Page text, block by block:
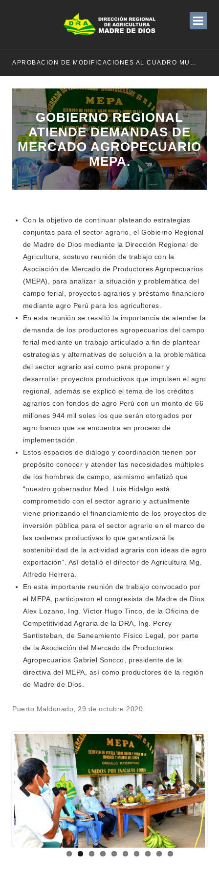
APROBACION DE MODIFICACIONES AL CUADRO MULTIANUAL DE NECESIDADESDE DE LA DIRECCION REGIONAL DE DESARROLLO AGROPECUARIO Y RIEGO MES DE MAYO
GOBIERNO REGIONAL
ATIENDE DEMANDAS DE
MERCADO AGROPECUARIO
MEPA.
Con la objetivo de continuar plateando estrategias
conjuntas para el sector agrario, el Gobierno Regional
de Madre de Dios mediante la Dirección Regional de
Agricultura, sostuvo reunión de trabajo con la
Asociación de Mercado de Productores Agropecuarios
(MEPA), para analizar la situación y problemática del
campo ferial, proyectos agrarios y préstamo financiero
mediante agro Perú para los agricultores.
En esta reunión se resaltó la importancia de atender la
demanda de los productores agropecuarios del campo
ferial mediante un trabajo articulado a fin de plantear
estrategias y alternativas de solución a la problemática
del sector agrario así como para proponer y
desarrollar proyectos productivos que impulsen el agro
regional, además se explicó el tema de los créditos
agrarios con fondos de agro Perú con un monto de 66
millones 944 mil soles los que serán otorgados por
agro banco que se encuentra en proceso de
implementación.
Estos espacios de diálogo y coordinación tienen por
propósito conocer y atender las necesidades múltiples
de los hombres de campo, asimismo enfatizó que
“nuestro gobernador Med. Luis Hidalgo está
comprometido con el sector agrario y actualmente
viene priorizando el financiamiento de los proyectos de
inversión pública para el sector agrario en el marco de
las cadenas productivas lo que garantizará la
sostenibilidad de la actividad agraria con ideas de agro
exportación”. Así detalló el director de Agricultura Mg.
Alfredo Herrera.
En esta importante reunión de trabajo convocado por
el MEPA, participaron el congresista de Madre de Dios
Alex Lozano, Ing. Víctor Hugo Tinco, de la Oficina de
Competitividad Agraria de la DRA, Ing. Percy
Santisteban, de Saneamiento Físico Legal, por parte
de la Asociación del Mercado de Productores
Agropecuarios Gabriel Soncco, presidente de la
directiva del MEPA, así como productores de la región
de Madre de Dios.
Puerto Maldonado, 29 de octubre 2020
Previous Next